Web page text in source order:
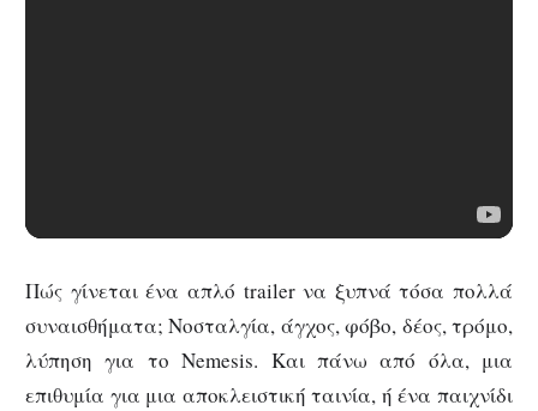
Πώς γίνεται ένα απλό trailer να ξυπνά τόσα πολλά
συναισθήματα; Νοσταλγία, άγχος, φόβο, δέος, τρόμο,
λύπηση για το Nemesis. Και πάνω από όλα, μια
επιθυμία για μια αποκλειστική ταινία, ή ένα παιχνίδι